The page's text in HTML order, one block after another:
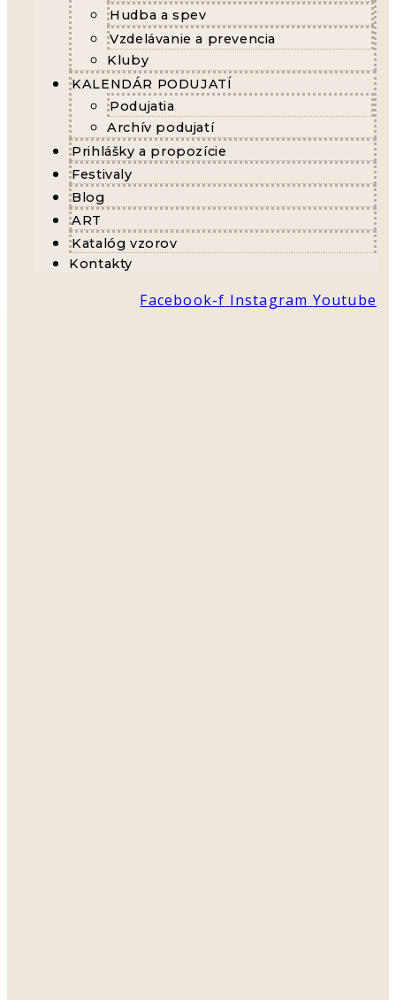
Hudba a spev
Vzdelávanie a prevencia
Kluby
KALENDÁR PODUJATÍ
Podujatia
Archív podujatí
Prihlášky a propozície
Festivaly
Blog
ART
Katalóg vzorov
Kontakty
Facebook-f Instagram Youtube